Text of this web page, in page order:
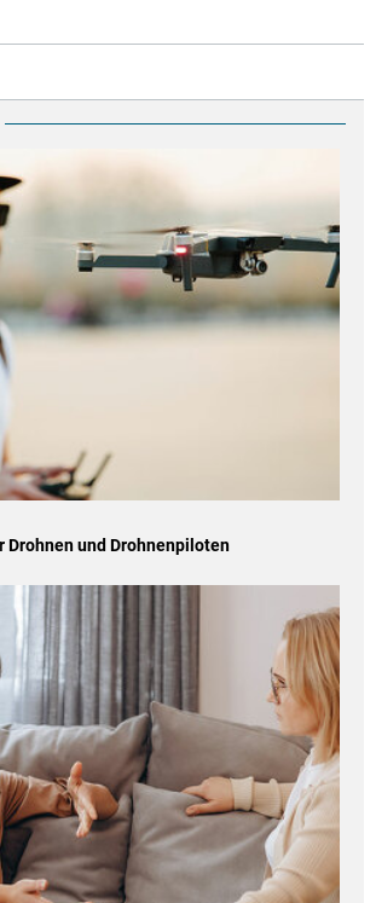
Drohnen und Drohnenpiloten